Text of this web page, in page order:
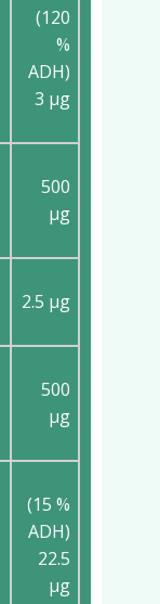
(120
%
ADH)
3 µg
500
µg
2.5 µg
500
µg
(15 %
ADH)
22.5
µg